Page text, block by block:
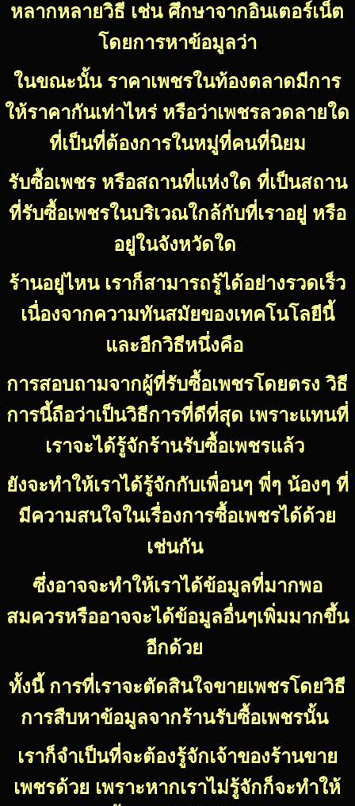
หลากหลายวิธี เช่น ศึกษาจากอินเตอร์เน็ต
โดยการหาข้อมูลว่า
ในขณะนั้น ราคาเพชรในท้องตลาดมีการ
ให้ราคากันเท่าไหร่ หรือว่าเพชรลวดลายใด
ที่เป็นที่ต้องการในหมู่ที่คนที่นิยม
รับซื้อเพชร หรือสถานที่แห่งใด ที่เป็นสถาน
ที่รับซื้อเพชรในบริเวณใกล้กับที่เราอยู่ หรือ
อยู่ในจังหวัดใด
ร้านอยู่ไหน เราก็สามารถรู้ได้อย่างรวดเร็ว
เนื่องจากความทันสมัยของเทคโนโลยีนี้
และอีกวิธีหนึ่งคือ
การสอบถามจากผู้ที่รับซื้อเพชรโดยตรง วิธี
การนี้ถือว่าเป็นวิธีการที่ดีที่สุด เพราะแทนที่
เราจะได้รู้จักร้านรับซื้อเพชรแล้ว
ยังจะทำให้เราได้รู้จักกับเพื่อนๆ พี่ๆ น้องๆ ที่
มีความสนใจในเรื่องการซื้อเพชรได้ด้วย
เช่นกัน
ซึ่งอาจจะทำให้เราได้ข้อมูลที่มากพอ
สมควรหรืออาจจะได้ข้อมูลอื่นๆเพิ่มมากขึ้น
อีกด้วย
ทั้งนี้ การที่เราจะตัดสินใจขายเพชรโดยวิธี
การสืบหาข้อมูลจากร้านรับซื้อเพชรนั้น
เราก็จำเป็นที่จะต้องรู้จักเจ้าของร้านขาย
เพชรด้วย เพราะหากเราไม่รู้จักก็จะทำให้